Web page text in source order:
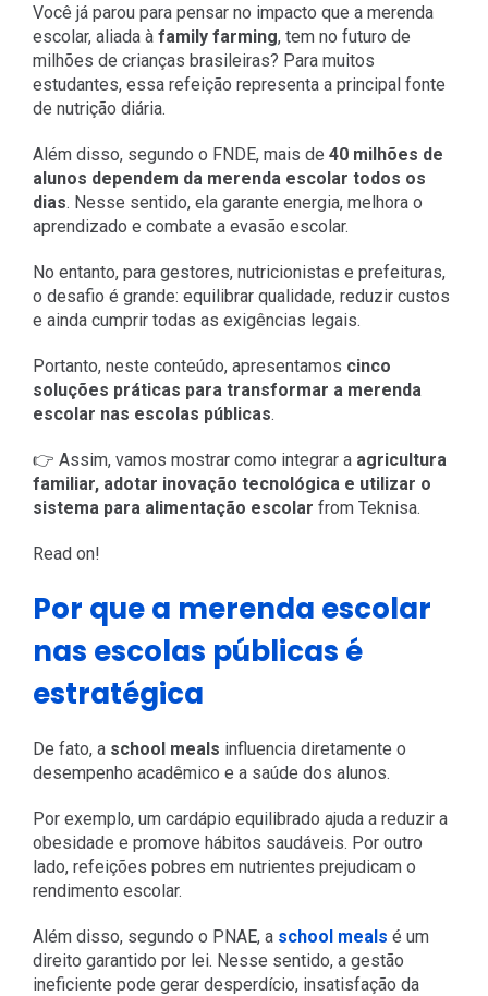
Você já parou para pensar no impacto que a merenda
escolar, aliada à family farming, tem no futuro de
milhões de crianças brasileiras? Para muitos
estudantes, essa refeição representa a principal fonte
de nutrição diária.
Além disso, segundo o FNDE, mais de 40 milhões de
alunos dependem da merenda escolar todos os
dias. Nesse sentido, ela garante energia, melhora o
aprendizado e combate a evasão escolar.
No entanto, para gestores, nutricionistas e prefeituras,
o desafio é grande: equilibrar qualidade, reduzir custos
e ainda cumprir todas as exigências legais.
Portanto, neste conteúdo, apresentamos cinco
soluções práticas para transformar a merenda
escolar nas escolas públicas.
👉 Assim, vamos mostrar como integrar a agricultura
familiar, adotar inovação tecnológica e utilizar o
sistema para alimentação escolar from Teknisa.
Read on!
Por que a merenda escolar
nas escolas públicas é
estratégica
De fato, a school meals influencia diretamente o
desempenho acadêmico e a saúde dos alunos.
Por exemplo, um cardápio equilibrado ajuda a reduzir a
obesidade e promove hábitos saudáveis. Por outro
lado, refeições pobres em nutrientes prejudicam o
rendimento escolar.
Além disso, segundo o PNAE, a school meals é um
direito garantido por lei. Nesse sentido, a gestão
ineficiente pode gerar desperdício, insatisfação da